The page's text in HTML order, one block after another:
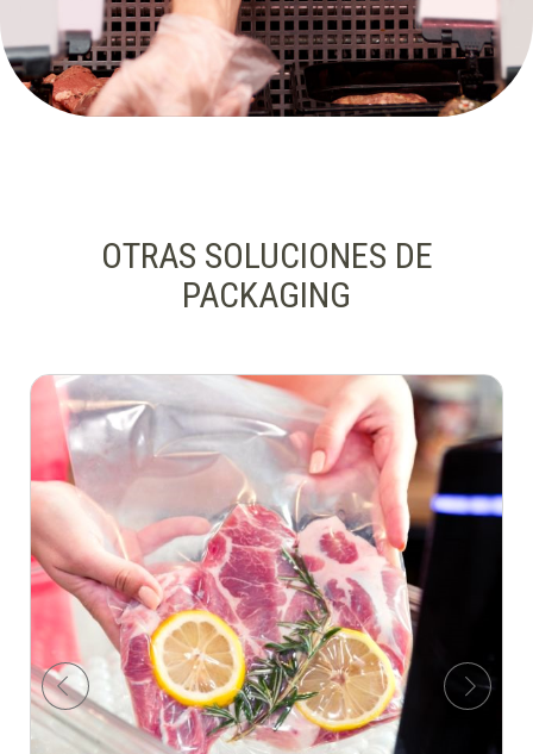
OTRAS SOLUCIONES DE
PACKAGING